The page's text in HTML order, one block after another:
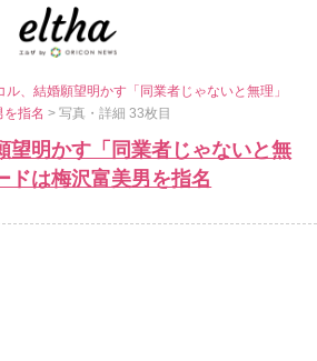
ル、結婚願望明かす「同業者じゃないと無理」
を指名> 写真・詳細 33枚目
望明かす「同業者じゃないと無
は梅沢富美男を指名